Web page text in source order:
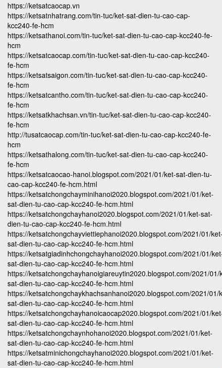
https://ketsatcaocap.vn
https://ketsatnhatrang.com/tin-tuc/ket-sat-dien-tu-cao-cap-
kcc240-fe-hcm
https://ketsathanoi.com/tin-tuc/ket-sat-dien-tu-cao-cap-kcc240-fe-
hcm
https://ketsatcaocap.com/tin-tuc/ket-sat-dien-tu-cao-cap-kcc240-
fe-hcm
https://ketsatsaigon.com/tin-tuc/ket-sat-dien-tu-cao-cap-kcc240-
fe-hcm
https://ketsatcantho.com/tin-tuc/ket-sat-dien-tu-cao-cap-kcc240-
fe-hcm
https://ketsatkhachsan.vn/tin-tuc/ket-sat-dien-tu-cao-cap-kcc240-
fe-hcm
http://tusatcaocap.com/tin-tuc/ket-sat-dien-tu-cao-cap-kcc240-fe-
hcm
https://ketsathalong.com/tin-tuc/ket-sat-dien-tu-cao-cap-kcc240-
fe-hcm
https://ketsatcaocao-hanoi.blogspot.com/2021/01/ket-sat-dien-tu-
cao-cap-kcc240-fe-hcm.html
https://ketsatchongchayminihanoi2020.blogspot.com/2021/01/ket-
sat-dien-tu-cao-cap-kcc240-fe-hcm.html
https://ketsatchongchayhanoi2020.blogspot.com/2021/01/ket-sat-
dien-tu-cao-cap-kcc240-fe-hcm.html
https://ketsatchongchayviettiephanoi2020.blogspot.com/2021/01/
sat-dien-tu-cao-cap-kcc240-fe-hcm.html
https://ketsatgiadinhchongchayhanoi2020.blogspot.com/2021/01/
sat-dien-tu-cao-cap-kcc240-fe-hcm.html
https://ketsatchongchayhanoigiareuytin2020.blogspot.com/2021/01/
sat-dien-tu-cao-cap-kcc240-fe-hcm.html
https://ketsatchongchaykhachsanhanoi2020.blogspot.com/2021/01/
sat-dien-tu-cao-cap-kcc240-fe-hcm.html
https://ketsatchongchayhanoicaocap2020.blogspot.com/2021/01/
sat-dien-tu-cao-cap-kcc240-fe-hcm.html
https://ketsatchongchaynhohanoi2020.blogspot.com/2021/01/ket-
sat-dien-tu-cao-cap-kcc240-fe-hcm.html
https://ketsatminichongchayhanoi2020.blogspot.com/2021/01/ket-
sat-dien-tu-cao-cap-kcc240-fe-hcm.html